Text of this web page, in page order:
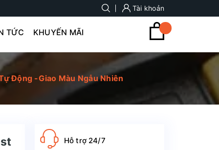
Tài khoản
TỨC KHUYẾN MÃI
Động -Giao Màu Ngẫu Nhiên
Hỗ trợ 24/7